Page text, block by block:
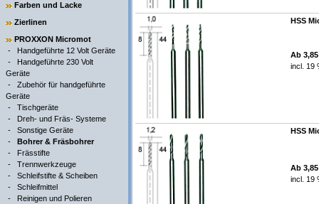
Farben und Lacke
Zierlinen
PROXXON Micromot
- Handgeführte 12 Volt Geräte
- Handgeführte 230 Volt
Geräte
- Zubehör für handgeführte
Geräte
- Tischgeräte
- Dreh- und Fräs- Systeme
- Sonstige Geräte
- Bohrer & Fräsbohrer
- Frässtifte
- Trennwerkzeuge
- Schleifstifte & Scheiben
- Schleifmittel
- Reinigen und Polieren
HSS
Ab
incl. 19
HSS
Ab
incl. 19